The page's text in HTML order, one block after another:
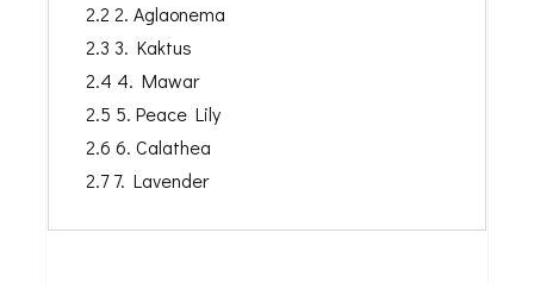
2.2 2. Aglaonema
2.3 3. Kaktus
2.4 4. Mawar
2.5 5. Peace Lily
2.6 6. Calathea
2.7 7. Lavender